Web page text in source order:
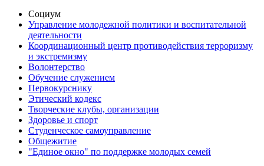
Социум
Управление молодежной политики и воспитательной
деятельности
Координационный центр противодействия терроризму
и экстремизму
Волонтерство
Обучение служением
Первокурснику
Этический кодекс
Творческие клубы, организации
Здоровье и спорт
Студенческое самоуправление
Общежитие
"Единое окно" по поддержке молодых семей